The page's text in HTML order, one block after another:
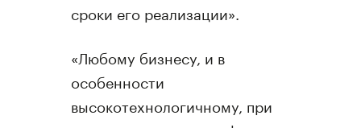
сроки его реализации».
«Любому бизнесу, и в
особенности
высокотехнологичному, при